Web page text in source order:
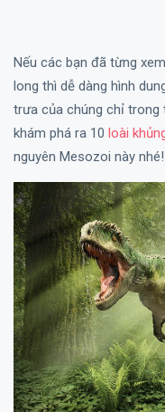
Nếu các bạn đã từng
long thì dễ dàng hình
trưa của chúng chỉ trong
khám phá ra 10 loài
nguyên Mesozoi này nhé!